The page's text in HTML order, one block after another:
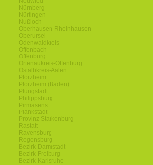
Nürnberg
Nürtingen
Nußloch
Oberhausen-Rheinhausen
Oberursel
Odenwaldkreis
Offenbach
Offenburg
Ortenaukreis-Offenburg
Ostalbkreis-Aalen
Pforzheim
Pforzheim (Baden)
Pfungstadt
Philippsburg
Pirmasens
Plankstadt
Provinz Starkenburg
Rastatt
Ravensburg
Regensburg
Bezirk-Darmstadt
Bezirk-Freiburg
Bezirk-Karlsruhe